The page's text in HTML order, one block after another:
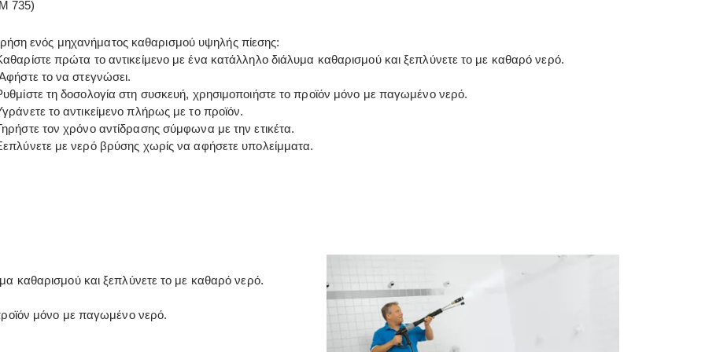
735)
ενός μηχανήματος καθαρισμού υψηλής πίεσης:
πρώτα το αντικείμενο με ένα κατάλληλο διάλυμα καθαρισμού και ξεπλύνετε το με καθαρό νερό.
το να στεγνώσει.
τη δοσολογία στη συσκευή, χρησιμοποιήστε το προϊόν μόνο με παγωμένο νερό.
το αντικείμενο πλήρως με το προϊόν.
τον χρόνο αντίδρασης σύμφωνα με την ετικέτα.
με νερό βρύσης χωρίς να αφήσετε υπολείμματα.
καθαρισμού και ξεπλύνετε το με καθαρό νερό.
μόνο με παγωμένο νερό.